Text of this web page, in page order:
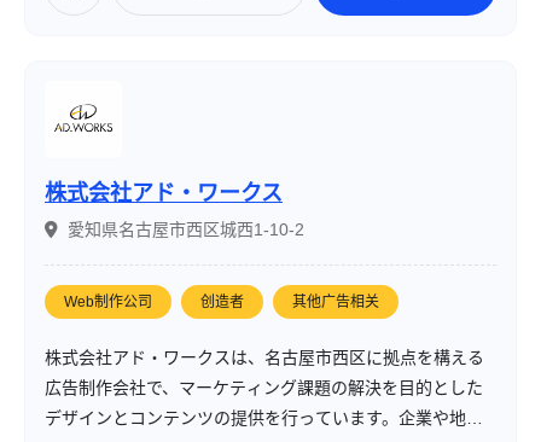
株式会社アド・ワークス
愛知県名古屋市西区城西1-10-2
Web制作公司 创造者 其他广告相关
株式会社アド・ワークスは、名古屋市西区に拠点を構える
広告制作会社で、マーケティング課題の解決を目的とした
デザインとコンテンツの提供を行っています。企業や地域